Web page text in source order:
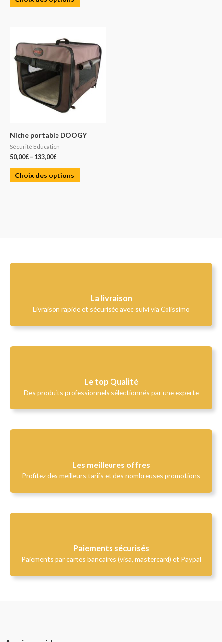
Niche portable DOOGY
Sécurité Education
50,00€ – 133,00€
Choix des options
La livraison
Livraison rapide et sécurisée avec suivi via Colissimo
Le top Qualité​
Des produits professionnels sélectionnés par une experte
Les meilleures offres
Profitez des meilleurs tarifs et des nombreuses promotions
Paiements sécurisés
Paiements par cartes bancaires (visa, mastercard) et Paypal